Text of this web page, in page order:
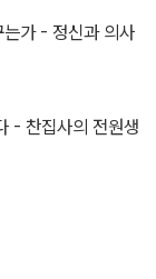
가 - 정신과 의사
- 찬집사의 전원생